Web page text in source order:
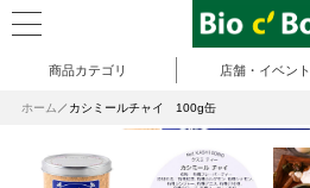
商品カテゴリ 店舗・イベント
ホーム カシミールチャイ 100g缶